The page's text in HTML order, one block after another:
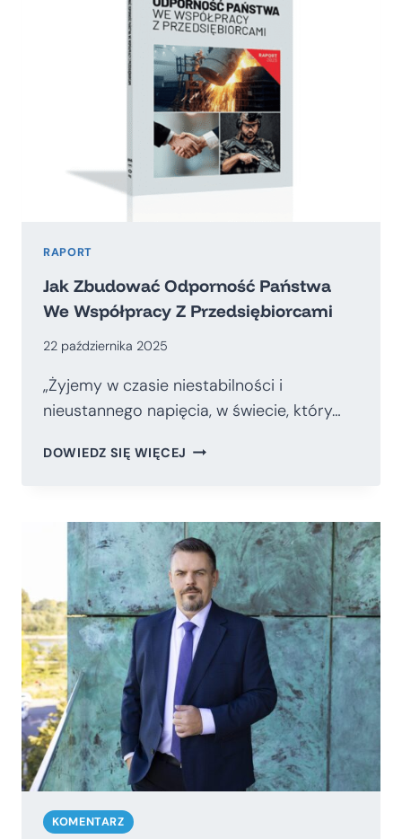
RAPORT
Jak Zbudować Odporność Państwa
We Współpracy Z Przedsiębiorcami
22 października 2025
„Żyjemy w czasie niestabilności i
nieustannego napięcia, w świecie, który…
DOWIEDZ SIĘ WIĘCEJ JAK
WE
WSPÓŁPRACY
Z
PRZEDSIĘBIORCAMI
KOMENTARZ